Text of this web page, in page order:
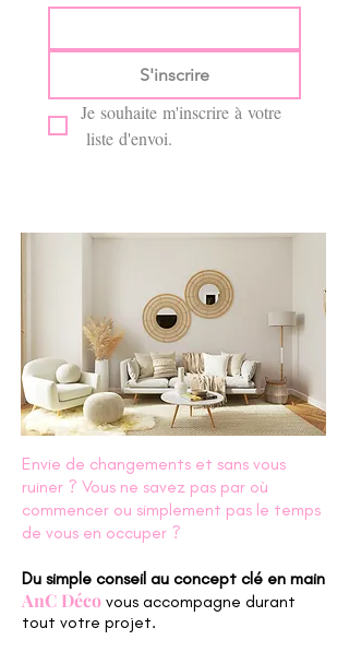
S'inscrire
Je souhaite m'inscrire à votre
liste d'envoi.
Envie de changements et sans vous
ruiner ? Vous ne savez pas par où
commencer ou simplement pas le temps
de vous en occuper ?
Du simple conseil au concept clé en main
AnC Déco vous accompagne durant
tout votre projet.